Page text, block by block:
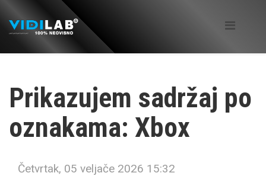
Prikazujem sadržaj po
oznakama: Xbox
Četvrtak, 05 veljače 2026 15:32